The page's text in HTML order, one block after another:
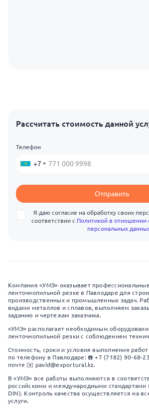
Рассчитать стоимость данной
Телефон
+7
Отправить
Я даю согласие на обработку своих
соответствии с Политикой в отношении
персональных
Компания «УМЭ» оказывает
ленточнопильной резке в Павлодаре для
производственных и промышленных задач.
видами металлов и сплавов, выполняем
заданию и чертежам заказчика.
«УМЭ» располагает необходимым
ленточнопильной резки с соблюдением
Стоимость, сроки и условия выполнения
по телефону в Павлодаре: ☎️ +7 (7182) 90-68-
почте ✉️ pavld@exportural.kz.
В «УМЭ» все работы выполняются в
российскими и международными стандартами
DIN). Контроль качества осуществляется на
услуги.